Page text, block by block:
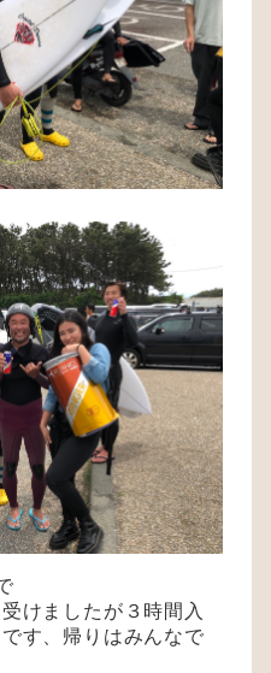
けましたが３時間入
す、帰りはみんなで